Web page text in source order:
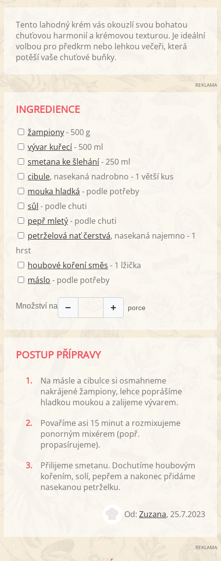
Tento lahodný krém vás okouzlí svou bohatou
chuťovou harmonií a krémovou texturou. Je ideální
volbou pro předkrm nebo lehkou večeři, která
potěší vaše chuťové buňky.
REKLAMA
INGREDIENCE
žampiony- 500 g
vývar kuřecí- 500 ml
smetana ke šlehání- 250 ml
cibule, nasekaná nadrobno - 1 větší kus
mouka hladká - podle potřeby
sůl - podle chuti
pepř mletý- podle chuti
petrželová nať čerstvá, nasekaná najemno - 1
hrst
houbové koření směs - 1 lžička
máslo - podle potřeby
Množství na − + porce
POSTUP PŘÍPRAVY
1.
Na másle a cibulce si osmahneme
nakrájené žampiony, lehce poprášíme
hladkou moukou a zalijeme vývarem.
2.
Povaříme asi 15 minut a rozmixujeme
ponorným mixérem (popř.
propasírujeme).
3.
Přilijeme smetanu. Dochutíme houbovým
kořením, solí, pepřem a nakonec přidáme
nasekanou petrželku.
Od: Zuzana, 25.7.2023
REKLAMA